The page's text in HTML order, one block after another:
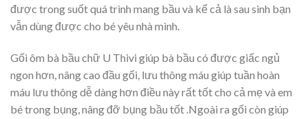
được trong suốt quá trình mang bầu và kể cả là sau sinh bạn
vẫn dùng được cho bé yêu nhà mình.
Gối ôm bà bầu chữ U Thivi giúp bà bầu có được giấc ngủ
ngon hơn, nâng cao đầu gối, lưu thông máu giúp tuần hoàn
máu lưu thông dễ dàng hơn điều này rất tốt cho cả mẹ và em
bé trong bụng, nâng đỡ bụng bầu tốt .Ngoài ra gối còn giúp